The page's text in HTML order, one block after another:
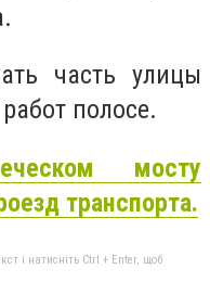
часть улицы
полосе.
мосту
транспорта.
і натисніть Ctrl + Enter, щоб